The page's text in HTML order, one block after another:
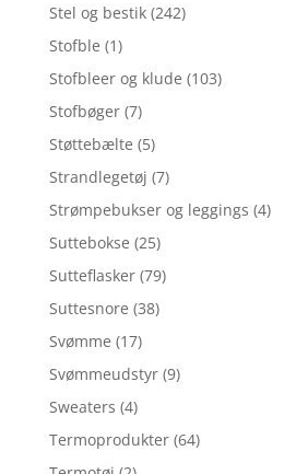
Stel og bestik (242)
Stofble (1)
Stofbleer og klude (103)
Stofbøger (7)
Støttebælte (5)
Strandlegetøj (7)
Strømpebukser og leggings (4)
Suttebokse (25)
Sutteflasker (79)
Suttesnore (38)
Svømme (17)
Svømmeudstyr (9)
Sweaters (4)
Termoprodukter (64)